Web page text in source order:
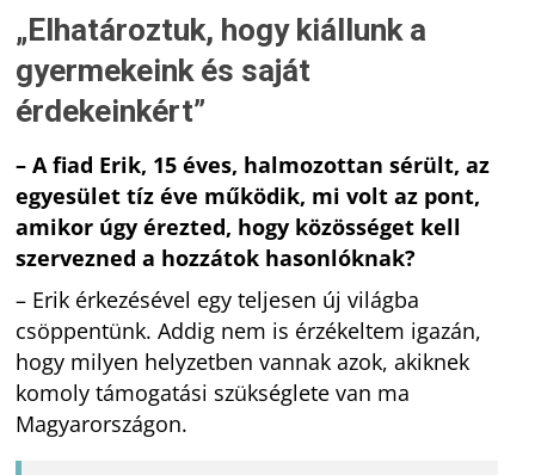
„Elhatároztuk, hogy kiállunk a
gyermekeink és saját
érdekeinkért”
– A fiad Erik, 15 éves, halmozottan sérült, az
egyesület tíz éve működik, mi volt az pont,
amikor úgy érezted, hogy közösséget kell
szervezned a hozzátok hasonlóknak?
– Erik érkezésével egy teljesen új világba
csöppentünk. Addig nem is érzékeltem igazán,
hogy milyen helyzetben vannak azok, akiknek
komoly támogatási szükséglete van ma
Magyarországon.